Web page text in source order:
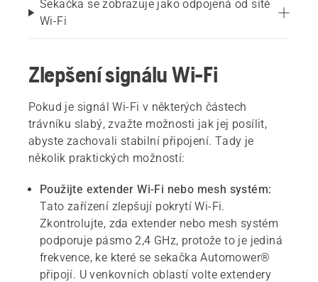
Sekačka se zobrazuje jako odpojená od sítě
Wi-Fi
Zlepšení signálu Wi-Fi
Pokud je signál Wi-Fi v některých částech
trávníku slabý, zvažte možnosti jak jej posílit,
abyste zachovali stabilní připojení. Tady je
několik praktických možností:
Použijte extender Wi-Fi nebo mesh systém:
Tato zařízení zlepšují pokrytí Wi-Fi.
Zkontrolujte, zda extender nebo mesh systém
podporuje pásmo 2,4 GHz, protože to je jediná
frekvence, ke které se sekačka Automower®
připojí. U venkovních oblastí volte extendery